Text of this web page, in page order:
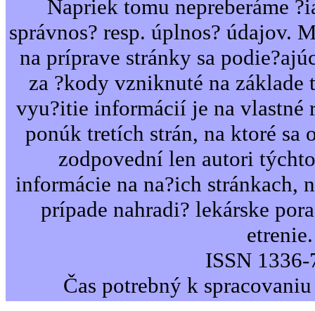
Napriek tomu nepreberáme
správnos? resp. úplnos? údajov.
na príprave stránky sa
za ?kody vzniknuté na
vyu?itie informácií je na vlastné
ponúk tretích strán, na ktoré sa
zodpovední len autori
informácie na na?ich stránkach,
prípade nahradi? lekárske
etrenie.
ISSN
Čas potrebný k